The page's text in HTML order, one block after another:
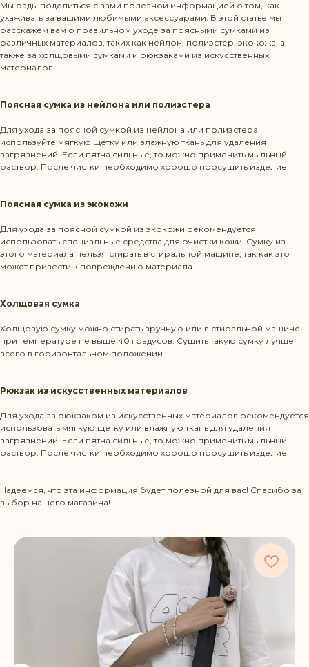
Мы рады поделиться с вами полезной информацией о том, как
ухаживать за вашими любимыми аксессуарами. В этой статье мы
расскажем вам о правильном уходе за поясными сумками из
различных материалов, таких как нейлон, полиэстер, экокожа, а
также за холщовыми сумками и рюкзаками из искусственных
материалов.
Поясная сумка из нейлона или полиэстера
Для ухода за поясной сумкой из нейлона или полиэстера
используйте мягкую щетку или влажную ткань для удаления
загрязнений. Если пятна сильные, то можно применить мыльный
раствор. После чистки необходимо хорошо просушить изделие.
Поясная сумка из экокожи
Для ухода за поясной сумкой из экокожи рекомендуется
использовать специальные средства для очистки кожи. Сумку из
этого материала нельзя стирать в стиральной машине, так как это
может привести к повреждению материала.
Холщовая сумка
Холщовую сумку можно стирать вручную или в стиральной машине
при температуре не выше 40 градусов. Сушить такую сумку лучше
всего в горизонтальном положении.
Рюкзак из искусственных материалов
Для ухода за рюкзаком из искусственных материалов рекомендуется
использовать мягкую щетку или влажную ткань для удаления
загрязнений. Если пятна сильные, то можно применить мыльный
раствор. После чистки необходимо хорошо просушить изделие.
Надеемся, что эта информация будет полезной для вас! Спасибо за
выбор нашего магазина!
+375 29 1436583
contact@beltbag.by